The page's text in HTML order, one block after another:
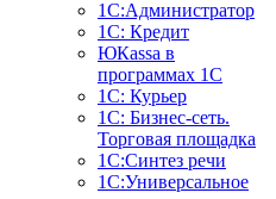
1С:Администратор
1С: Кредит
ЮКаssа в
программах 1С
1С: Курьер
1С: Бизнес-сеть.
Торговая площадка
1С:Синтез речи
1С:Универсальное